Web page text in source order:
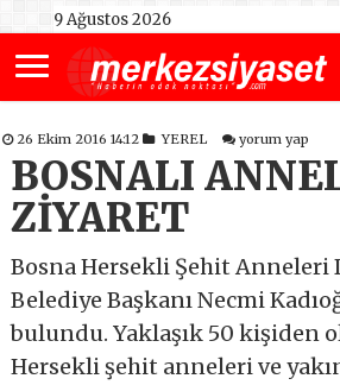
9 Ağustos 2026
26 Ekim 2016 14:12 YEREL yorum yap
BOSNALI
ZİYARET
Bosna Hersekli Şehit Anneleri
Belediye Başkanı Necmi
bulundu. Yaklaşık 50 kişiden
Hersekli şehit anneleri ve